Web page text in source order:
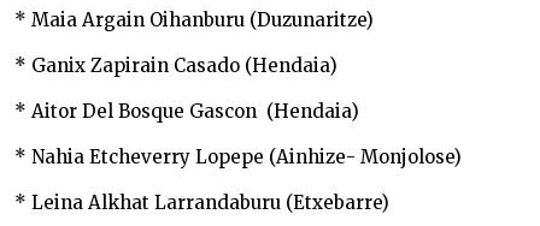
* Maia Argain Oihanburu (Duzunaritze)
* Ganix Zapirain Casado (Hendaia)
* Aitor Del Bosque Gascon (Hendaia)
* Nahia Etcheverry Lopepe (Ainhize- Monjolose)
* Leina Alkhat Larrandaburu (Etxebarre)